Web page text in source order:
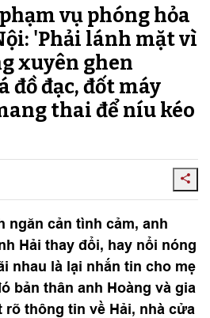
vụ phóng hỏa
'Phải lánh mặt vì
xuyên ghen
đồ đạc, đốt máy
thai để níu kéo
ngăn cản tình cảm, anh
Hải thay đổi, hay nổi nóng
nhau là lại nhắn tin cho mẹ
bản thân anh Hoàng và gia
thông tin về Hải, nhà cửa